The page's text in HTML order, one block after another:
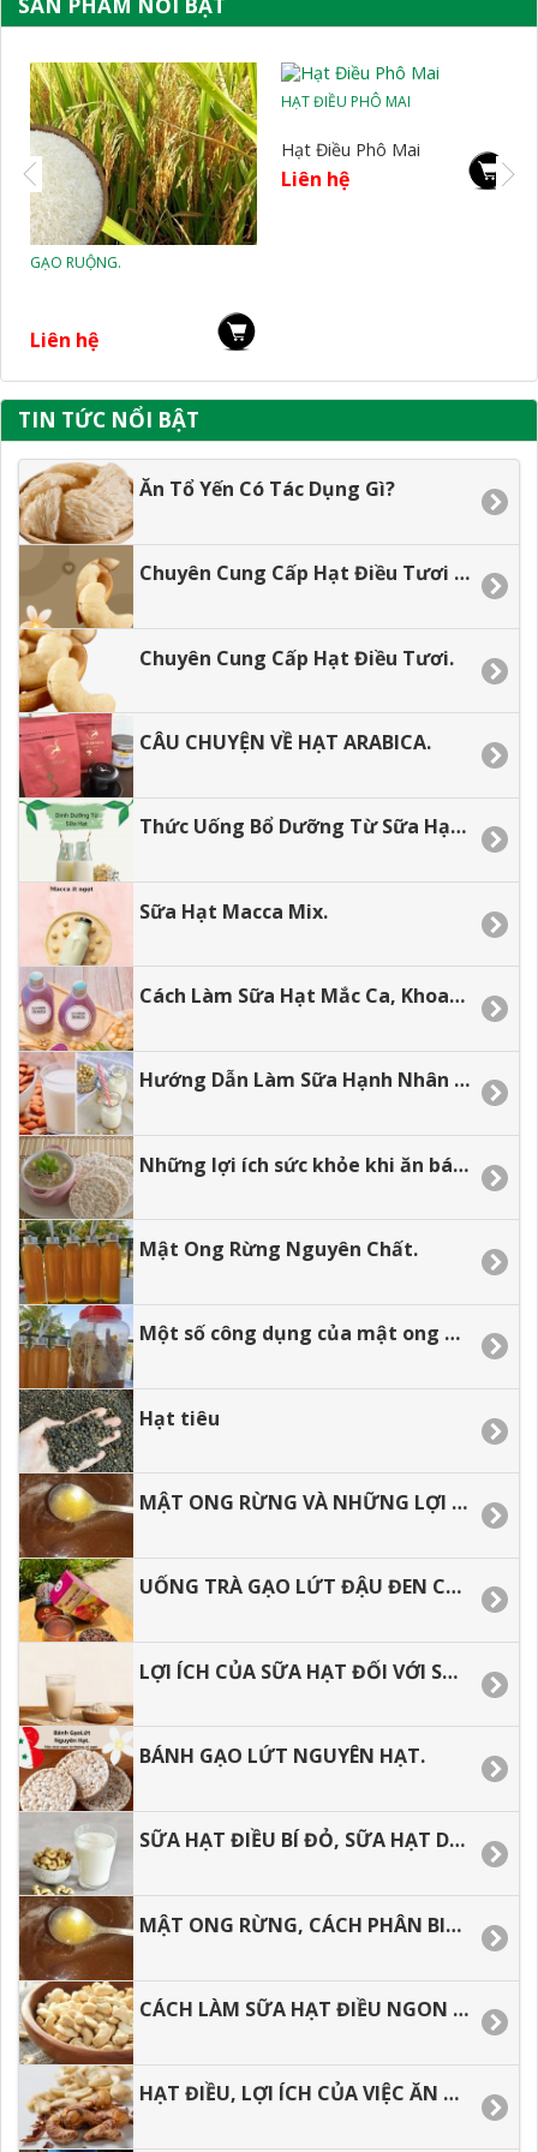
SẢN PHẨM NỔI BẬT
GẠO RUỘNG.
Liên hệ
HẠT ĐIỀU PHÔ MAI
Hạt Điều Phô Mai
Liên hệ
TIN TỨC NỔI BẬT
Ăn Tổ Yến Có Tác Dụng Gì?
Chuyên Cung Cấp Hạt Điều Tươi Gía Tận Xưởng.
Chuyên Cung Cấp Hạt Điều Tươi.
CÂU CHUYỆN VỀ HẠT ARABICA.
Thức Uống Bổ Dưỡng Từ Sữa Hạt Dành Cho Các Bé.
Sữa Hạt Macca Mix.
Cách Làm Sữa Hạt Mắc Ca, Khoai Lang Tím Mix Dừa.
Hướng Dẫn Làm Sữa Hạnh Nhân Tại Nhà
Những lợi ích sức khỏe khi ăn bánh gạo lứt.
Mật Ong Rừng Nguyên Chất.
Một số công dụng của mật ong đối với sức khỏe
Hạt tiêu
MẬT ONG RỪNG VÀ NHỮNG LỢI ÍCH KHI SỬ DỤNG
UỐNG TRÀ GẠO LỨT ĐẬU ĐEN CÓ TÁC DỤNG GÌ, THƯỜNG XUYÊN SỬ DỤNG CÓ TỐT KHÔNG?
LỢI ÍCH CỦA SỮA HẠT ĐỐI VỚI SỨC KHỎE
BÁNH GẠO LỨT NGUYÊN HẠT.
SỮA HẠT ĐIỀU BÍ ĐỎ, SỮA HẠT DINH DƯỠNG CHO BẠN.
MẬT ONG RỪNG, CÁCH PHÂN BIỆT MẬT ONG RỪNG VÀ MẬT ONG NUÔI.
CÁCH LÀM SỮA HẠT ĐIỀU NGON TẠI NHÀ
HẠT ĐIỀU, LỢI ÍCH CỦA VIỆC ĂN HẠT ĐIỀU ĐỐI VỚI SỨC KHỎE